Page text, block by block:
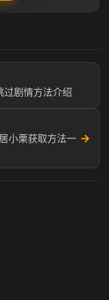
过剧情方法介绍
小栗获取方法一 →